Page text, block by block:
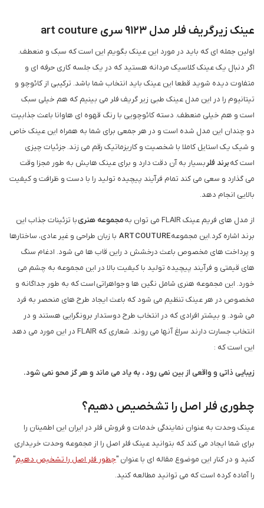
عینک زیرگریف فلر مدل 9123 سری art couture
اولین جمله ای که باید در مورد این عینک بگویم این است که سبک و منعطف.
اگر دنبال یک عینک کلاسیک مردانه هستید که در یک جلسه کاری حرفه ای و
متفاوت دیده شوید قطعا این عینک باید انتخاب شما باشد. ترکیبی از کائوچو و
تیتانیوم را در این مدل عینک طبی زیر گریف فلر می بینیم که هم خیلی سبک
است و هم خیلی منعطف. دسته کائوچویی با رنگ قهوه ای هاوانا باعث جذابیت
دو چندان این مدل شده است و در هر جمعی برای شما به همراه این عینک خاص
و شیک یک استایل کاملا با شخصیت و کاریزماتیک رقم می زند. جزئیات چیزی
است کهبرند فلر بسیار به آن دقت دارد و برای عینک هایش به طور مجزا وقت
می گذارد و سعی می کند تمام فرآیند پیچیده تولید را با دست و ظرافت و کیفیت
بالایی انجام دهد.
از مدل های فریم عینک FLAIR می توان به مجموعه هنریبا تزئینات جذاب این
برند اشاره کرد.این مجموعه
ARTCOUTURE
با زبان طراحی و غیر عادی، ساختارها
و پرداخت های مخصوص باعث درخشش د راین قاب ها می شود. ادغام سنگ
های قیمتی و فرآیند پیچیده تولید با کیفیت بالا در این مجموعه به چشم می
خورد. این مجموعه هنری شامل نگین ها و جواهراتی است که به طور جداگانه و
مخصوص در هر عینک تنظیم می شود که باعث ایجاد طرح های منحصر به فرد
می شود. و بیشتر افرادی که در انتخاب طرح دوستدار برونگرایی هستند و در
انتخاب جسارت دارند سراغ آنها می روند. شعاری که FLAIR در این مورد می دهد
این است که :
زیبایی ذاتی و واقعی از بین نمی رود ، به یاد می ماند و هر گز محو نمی شود.
چطوری فلر اصل را تشخصیص دهیم؟
عینک وحدت به عنوان نمایندگی خدمات و فروش فلر در ایران این اطمینان را
برای شما ایجاد می کند که بتوانید عینک فلر اصل را از مجموعه وحدت خریداری
کنید و در کنار این موضوع مقاله ای با عنوان "چطور فلر اصل را تشخیص دهیم"
را آماده کرده است که می توانید مطالعه کنید.